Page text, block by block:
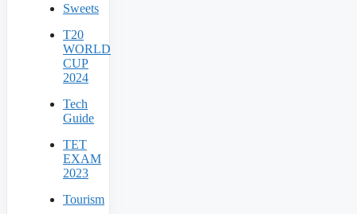
Sweets
T20
WORLD
CUP
2024
Tech
Guide
TET
EXAM
2023
Tourism